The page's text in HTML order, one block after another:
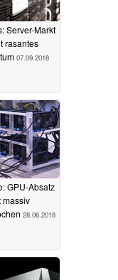
Server-Markt
rasantes
07.09.2018
GPU-Absatz
massiv
28.06.2018